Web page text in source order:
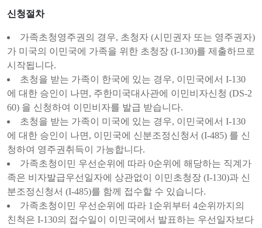
신청절차
가족초청영주권의 경우, 초청자 (시민권자 또는 영주권자)
가 미국의 이민국에 가족을 위한 초청장 (I-130)를 제출하므로
시작됩니다.
초청을 받는 가족이 한국에 있는 경우, 이민국에서 I-130
에 대한 승인이 나면, 주한미국대사관에 이민비자신청 (DS-2
60) 을 신청하여 이민비자를 발급 받습니다.
초청을 받는 가족이 미국에 있는 경우, 이민국에서 I-130
에 대한 승인이 나면, 이민국에 신분조정신청서 (I-485) 를 신
청하여 영주권취득이 가능합니다.
가족초청이민 우선순위에 따라 0순위에 해당하는 직계가
족은 비자발급우선일자에 상관없이 이민초청장 (I-130)과 신
분조정신청서 (I-485)를 함께 접수할 수 있습니다.
가족초청이민 우선순위에 따라 1순위부터 4순위까지의
친척은 I-130의 접수일이 이민국에서 발표하는 우선일자보다